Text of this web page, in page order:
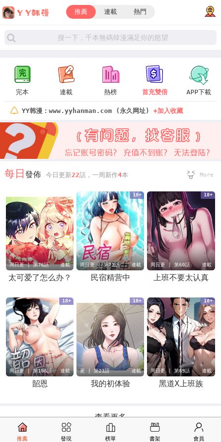
推薦 連載 熱門
完本 連載 熱榜 首充雙倍 APP下載
YY韩漫：www.yyhanman.com (永久网址) +加入收藏
每日發佈 今日更新22話，一周新作4本 More
周日更 | 第76話 連載
太可爱了怎么办？
18+
周日更 | 第71話 連載
民宿精营中
18+
周日更 | 第60話 連載
上班不要太认真
18+
周日更 | 第106話 連載
韶恩
18+
更 | 第21話 連載
我的初体验
18+
周日更 | 第69話 連載
黑道X上班族
查看更多
推薦 發現 榜單 書架 會員